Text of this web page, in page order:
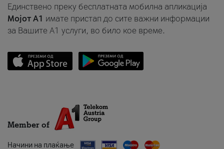
Единствено преку бесплатната мобилна апликација
Мојот A1 имате пристап до сите важни информации
за Вашите A1 услуги, во било кое време.
Member of
Начини на плаќање